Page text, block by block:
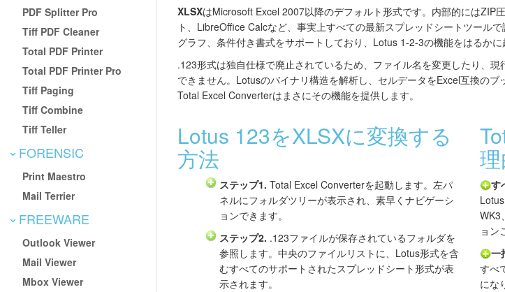
PDF Splitter Pro
Tiff PDF Cleaner
Total PDF Printer
Total PDF Printer Pro
Tiff Paging
Tiff Combine
Tiff Teller
FORENSIC
Print Maestro
Mail Terrier
FREEWARE
Outlook Viewer
Mail Viewer
Mbox Viewer
XLSXはMicrosoft Excel 2007以降のデフォルト形式です。内部的にはZIP
ト、LibreOffice Calcなど、事実上すべての最新スプレッドシートツール
グラフ、条件付き書式をサポートしており、Lotus 1-2-3の機能をはるかに
.123形式は独自仕様で廃止されているため、ファイル名を変更したり、
できません。Lotusのバイナリ構造を解析し、セルデータをExcel互換のブ
Total Excel Converterはまさにその機能を提供します。
Lotus 123をXLSXに変換する
方法
ステップ1. Total Excel Converterを起動します。左パ
ネルにフォルダツリーが表示され、素早くナビゲーシ
ョンできます。
ステップ2. .123ファイルが保存されているフォルダを
参照します。中央のファイルリストに、Lotus形式を含
むすべてのサポートされたスプレッドシート形式が表
示されます。
す
WK3
ョン
一
すべ
にな